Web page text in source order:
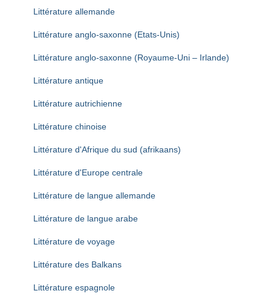
Littérature allemande
Littérature anglo-saxonne (Etats-Unis)
Littérature anglo-saxonne (Royaume-Uni – Irlande)
Littérature antique
Littérature autrichienne
Littérature chinoise
Littérature d'Afrique du sud (afrikaans)
Littérature d'Europe centrale
Littérature de langue allemande
Littérature de langue arabe
Littérature de voyage
Littérature des Balkans
Littérature espagnole